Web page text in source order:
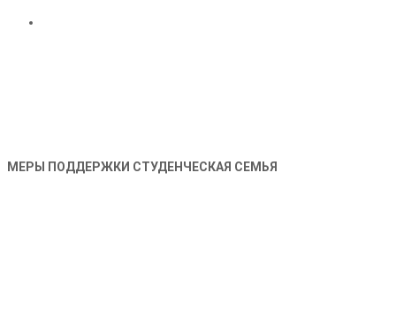
МЕРЫ ПОДДЕРЖКИ СТУДЕНЧЕСКАЯ СЕМЬЯ